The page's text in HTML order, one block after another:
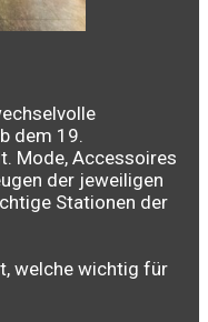
dem 19.
Mode, Accessoires
der jeweiligen
Stationen der
welche wichtig für